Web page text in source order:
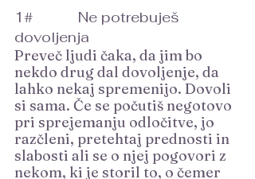
1#  		Ne potrebuješ
dovoljenja
Preveč ljudi čaka, da jim bo
nekdo drug dal dovoljenje, da
lahko nekaj spremenijo. Dovoli
si sama. Če se počutiš negotovo
pri sprejemanju odločitve, jo
razčleni, pretehtaj prednosti in
slabosti ali se o njej pogovori z
nekom, ki je storil to, o čemer